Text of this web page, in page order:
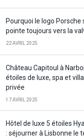
Pourquoi le logo Porsche
pointe toujours vers la
22 AVRIL 2025
Château Capitoul à
étoiles de luxe, spa et
privée
17 AVRIL 2025
Hôtel de luxe 5 étoiles
: séjourner à Lisbonne le